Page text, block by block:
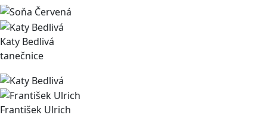
Katy Bedlivá
tanečnice
František Ulrich